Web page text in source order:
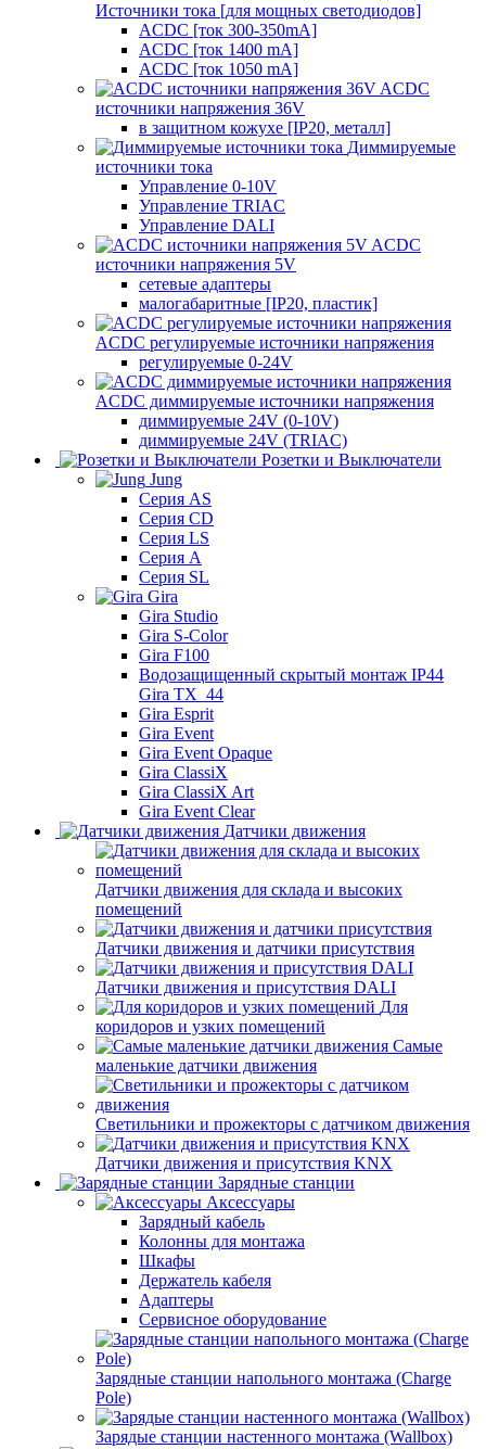
Источники тока [для мощных светодиодов]
ACDC [ток 300-350mA]
ACDC [ток 1400 mA]
ACDC [ток 1050 mA]
ACDC
источники напряжения 36V
в защитном кожухе [IP20, металл]
Диммируемые
источники тока
Управление 0-10V
Управление TRIAC
Управление DALI
ACDC
источники напряжения 5V
сетевые адаптеры
малогабаритные [IP20, пластик]
ACDC регулируемые источники напряжения
регулируемые 0-24V
ACDC диммируемые источники напряжения
диммируемые 24V (0-10V)
диммируемые 24V (TRIAC)
Розетки и Выключатели
Jung
Серия AS
Серия CD
Серия LS
Серия A
Серия SL
Gira
Gira Studio
Gira S-Color
Gira F100
Водозащищенный скрытый монтаж IP44
Gira TX_44
Gira Esprit
Gira Event
Gira Event Opaque
Gira ClassiX
Gira ClassiX Art
Gira Event Clear
Датчики движения
Датчики движения для склада и высоких
помещений
Датчики движения и датчики присутствия
Датчики движения и присутствия DALI
Для
коридоров и узких помещений
Самые
маленькие датчики движения
Светильники и прожекторы с датчиком движения
Датчики движения и присутствия KNX
Зарядные станции
Аксессуары
Зарядный кабель
Колонны для монтажа
Шкафы
Держатель кабеля
Адаптеры
Сервисное оборудование
Зарядные станции напольного монтажа (Charge
Pole)
Зарядые станции настенного монтажа (Wallbox)